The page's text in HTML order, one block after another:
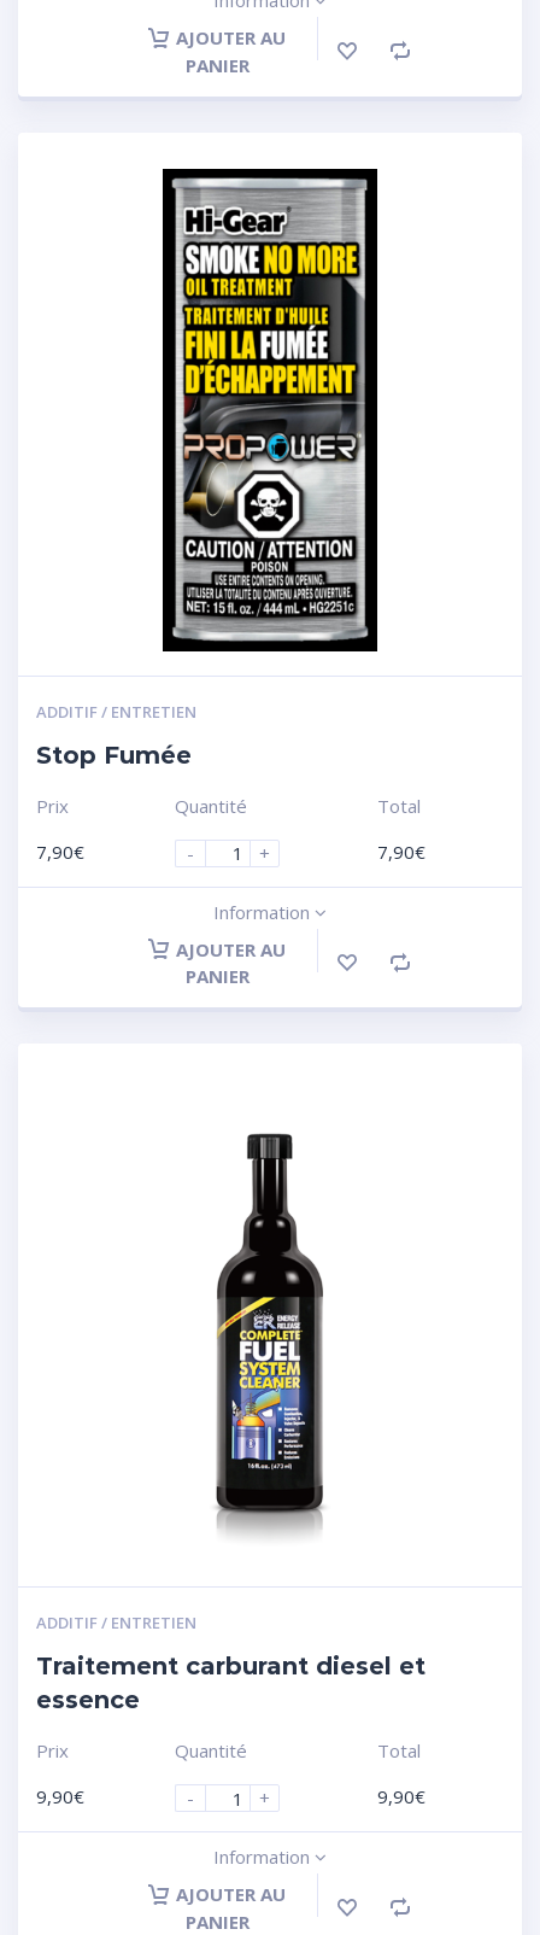
AJOUTER AU
PANIER
ADDITIF / ENTRETIEN
Stop Fumée
Prix
7,90€
Quantité
-
+
Total
7,90€
Information
AJOUTER AU
PANIER
ADDITIF / ENTRETIEN
Traitement carburant diesel et
essence
Prix
9,90€
Quantité
-
+
Total
9,90€
Information
AJOUTER AU
PANIER